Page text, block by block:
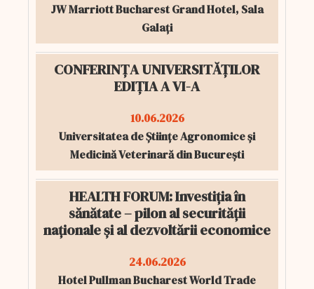
JW Marriott Bucharest Grand Hotel, Sala
Galați
CONFERINȚA UNIVERSITĂȚILOR
EDIȚIA A VI-A
10.06.2026
Universitatea de Științe Agronomice și
Medicină Veterinară din București
HEALTH FORUM: Investiția în
sănătate – pilon al securității
naționale și al dezvoltării economice
24.06.2026
Hotel Pullman Bucharest World Trade